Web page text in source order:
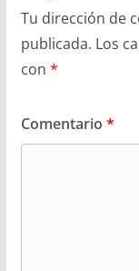
Tu dirección de
publicada. Los
con *
Comentario *